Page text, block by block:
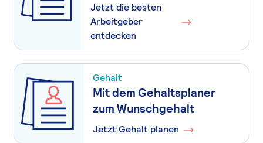
Jetzt die besten
Arbeitgeber
entdecken
Gehalt
Mit dem Gehaltsplaner
zum Wunschgehalt
Jetzt Gehalt planen